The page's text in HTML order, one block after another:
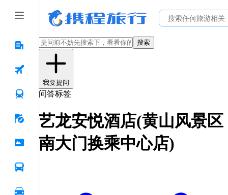
搜索
我要提问
问答标签
艺龙安悦酒店(黄山风景区
南大门换乘中心店)